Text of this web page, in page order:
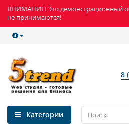
ВНИМАНИЕ! Это демонстрационный
не принимаются!
8
Категории